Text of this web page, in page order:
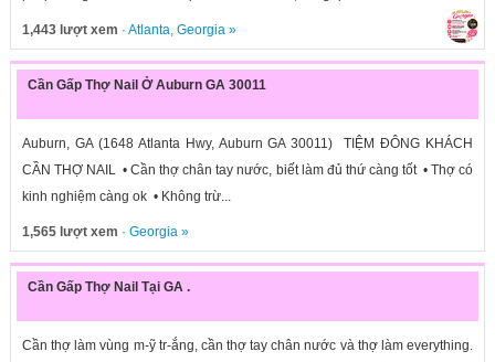
1,443 lượt xem · Atlanta, Georgia»
Cần Gấp Thợ Nail Ở Auburn GA 30011
Auburn, GA (1648 Atlanta Hwy, Auburn GA 30011) TIỆM ĐÔNG KHÁCH
CẦN THỢ NAIL • Cần thợ chân tay nước, biết làm đủ thứ càng tốt • Thợ có
kinh nghiệm càng ok • Không trừ...
1,565 lượt xem · Georgia»
Cần Gấp Thợ Nail Tại GA .
Cần thợ làm vùng m-ỹ tr-ắng, cần thợ tay chân nước và thợ làm everything.